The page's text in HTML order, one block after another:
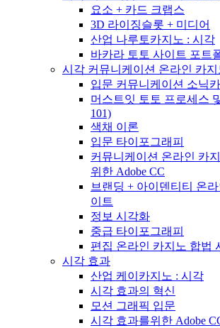
요소 + 카드 크랩스
3D 라이징슬롯 + 미디어
산업 나루토카지노 : 시각
바카라 토토 사이트 포트
시각 커뮤니케이션 온라인 카
입문 커뮤니케이션 소닉
머스트잇 토토 프로세스
101)
색채 이론
입문 타이포그래피
커뮤니케이션 온라인 카
위한 Adobe CC
브랜딩 + 아이덴티티 온
이트
정보 시각화
중급 타이포그래피
편집 온라인 카지노 합법
시각 효과
산업 케이카지노 : 시각
시각 효과의 혁신
모션 그래픽 입문
시각 효과를위한 Adobe